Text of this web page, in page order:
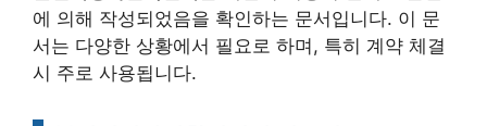
에 의해 작성되었음을 확인하는 문서입니다. 이 문
서는 다양한 상황에서 필요로 하며, 특히 계약 체결
시 주로 사용됩니다.